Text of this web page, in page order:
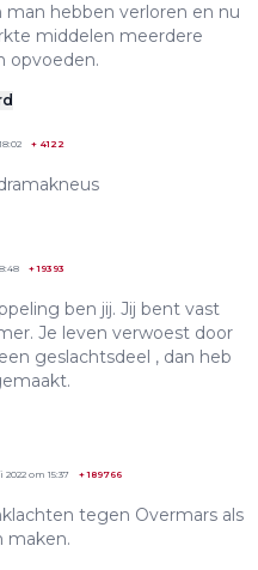
man hebben verloren en nu
middelen meerdere
opvoeden.
+ 4122
+19393
ben jij. Jij bent vast
Je leven verwoest door
geslachtsdeel , dan heb
om 15:37 +189766
tegen Overmars als
maken.